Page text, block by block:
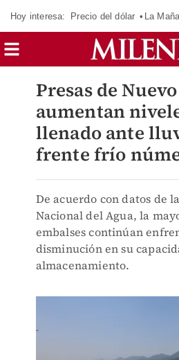
Hoy interesa: Precio del dólar La
Presas de
aumentan
llenado ante
frente frío
De acuerdo con datos de
Nacional del Agua, la
embalses continúan
disminución en su
almacenamiento.